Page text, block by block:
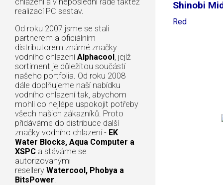
realizací PC sestav.
Od roku 2007 jsme se stali
partnerem a oficiálním
distributorem známé značky
vodního chlazení Alphacool, jejíž
sortiment je důležitou součástí
našeho portfolia. Od roku 2008
dále doplňujeme naší nabídku
vodního chlazení tak, abychom
mohli co nejlépe uspokojit potřeby
všech našich zákazníků. Proto
přidáváme do distribuce další
značky vodního chlazení - EK
Water Blocks, Aqua Computer a
XSPC a stáváme se
autorizovanými
resellery Watercool, Phobya a
BitsPower.
Shinobi
Red